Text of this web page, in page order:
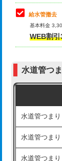
マス交換（深
コンクリー
モルタル補
洗面台設置
化粧台設置
その他部品の
交換・取付
式）)
式・ワンホ
交換・取付(
給水管撤去
基本料金
WEB割
水道管つ
水道管つまり
水道管つまり
水道管つまり